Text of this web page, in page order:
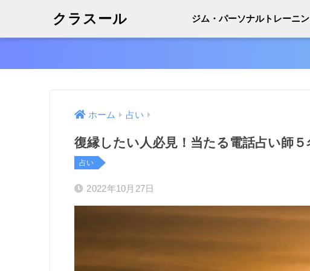
クラスール ジム・パーソナルトレーニ
ホーム 占い
復縁したい人必見！当たる電話占い師
占い
2022年10月27日